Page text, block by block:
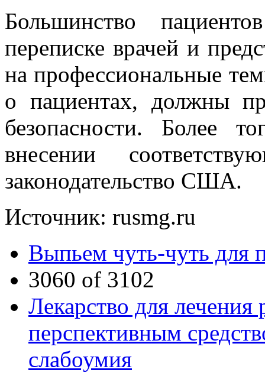
Большинство
переписке врачей и
на профессиональные
о пациентах, должны
безопасности. Более
внесении
законодательство США.
Источник: rusmg.ru
Выпьем чуть-чуть для
3060 of 3102
Лекарство для лечения
перспективным
слабоумия